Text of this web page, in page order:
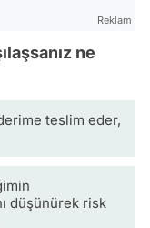
Reklam
ne
teslim eder,
düşünürek risk